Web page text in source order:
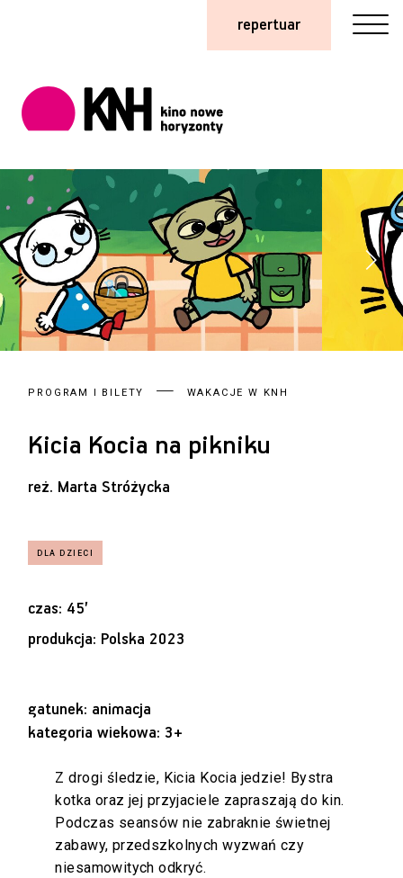
repertuar
PROGRAM I BILETY WAKACJE W KNH
Kicia Kocia na pikniku
reż. Marta Stróżycka
czas: 45’
produkcja: Polska 2023
gatunek: animacja
kategoria wiekowa: 3+
Z drogi śledzie, Kicia Kocia jedzie! Bystra
kotka oraz jej przyjaciele zapraszają do kin.
Podczas seansów nie zabraknie świetnej
zabawy, przedszkolnych wyzwań czy
niesamowitych odkryć.